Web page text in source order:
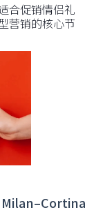
合促销情侣礼
营销的核心节